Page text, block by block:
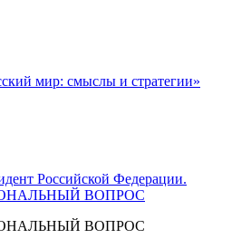
мир: смыслы и стратегии»
Российской Федерации.
ВОПРОС
ВОПРОС